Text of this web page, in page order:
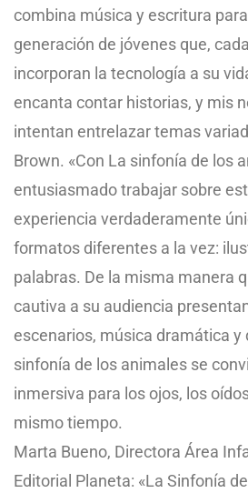
combina música y escritura
generación de jóvenes que,
incorporan la tecnología a su
encanta contar historias, y mis
intentan entrelazar temas
Brown. «Con La sinfonía de los
entusiasmado trabajar sobre
experiencia verdaderamente
formatos diferentes a la vez:
palabras. De la misma manera
cautiva a su audiencia
escenarios, música dramática y
sinfonía de los animales se
inmersiva para los ojos, los
mismo tiempo.
Marta Bueno, Directora Área
Editorial Planeta: «La Sinfonía